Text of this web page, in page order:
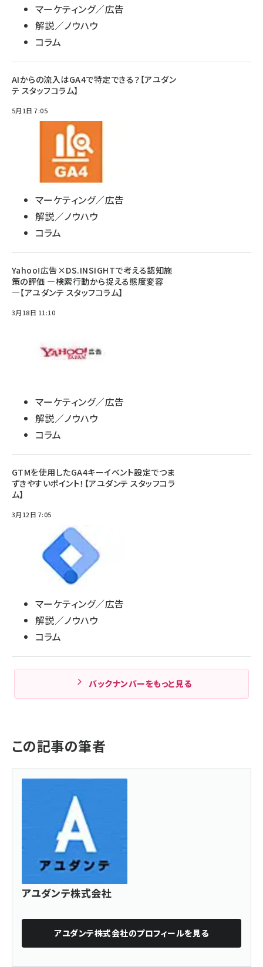
マーケティング／広告
解説／ノウハウ
コラム
AIからの流入はGA4で特定できる？【アユダン
テ スタッフコラム】
5月1日 7:05
マーケティング／広告
解説／ノウハウ
コラム
Yahoo!広告×DS.INSIGHTで考える認知施
策の評価 ―検索行動から捉える態度変容
―【アユダンテ スタッフコラム】
3月18日 11:10
マーケティング／広告
解説／ノウハウ
コラム
GTMを使用したGA4キーイベント設定でつま
ずきやすいポイント！【アユダンテ スタッフコラ
ム】
3月12日 7:05
マーケティング／広告
解説／ノウハウ
コラム
バックナンバーをもっと見る
この記事の筆者
アユダンテ株式会社
アユダンテ株式会社のプロフィールを見る